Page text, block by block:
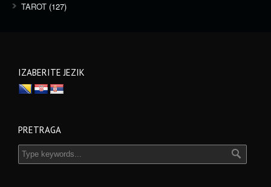
TAROT (127)
IZABERITE JEZIK
PRETRAGA